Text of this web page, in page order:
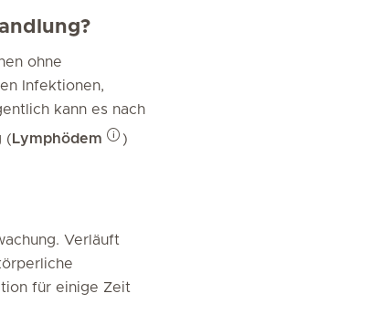
ohne
Infektionen,
kann es nach
( Lymphödem
)
Verläuft
für einige Zeit